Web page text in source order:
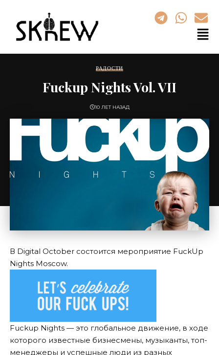
РАДОСТИ
Fuckup Nights Vol. VII
10 ЛЕТ НАЗАД
В Digital October состоится мероприятие FuckUp
Nights Moscow.
Fuckup Nights — это глобальное движение, в ходе
которого известные бизнесмены, музыканты, топ-
менеджеры и успешные люди из разных